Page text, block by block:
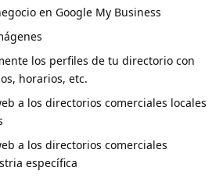
en Google My Business
los perfiles de tu directorio con
horarios, etc.
a los directorios comerciales locales
a los directorios comerciales
específica